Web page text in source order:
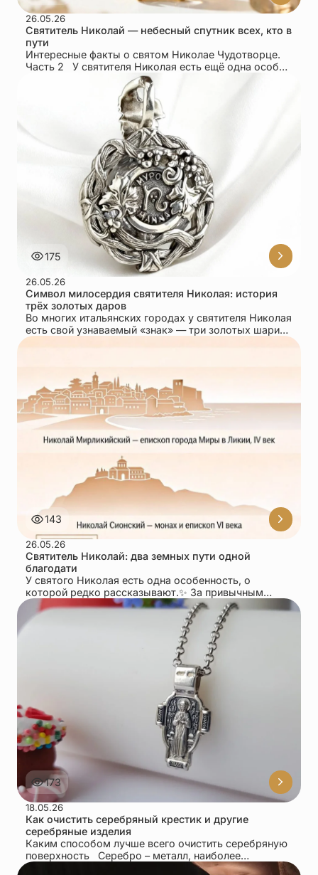
Упаковка
Цепи
Чётки
Шнурки на
шею
26.05.26
Святитель Николай — небесный спутник всех, кто в
пути
Интересные факты о святом Николае Чудотворце.
Часть 2 У святителя Николая есть ещё одна особая
175
26.05.26
Символ милосердия святителя Николая: история
трёх золотых даров
Во многих итальянских городах у святителя Николая
есть свой узнаваемый «знак» — три золотых шарика
или три небольших кружка рядом...
143
26.05.26
Святитель Николай: два земных пути одной
благодати
У святого Николая есть одна особенность, о
которой редко рассказывают.✨ За привычным
образом «Николая Чудотворца» стоит память сразу
о двух...
173
18.05.26
Как очистить серебряный крестик и другие
серебряные изделия
Каким способом лучше всего очистить серебряную
поверхность Серебро – металл, наиболее
используемый для производства крестиков, колец,